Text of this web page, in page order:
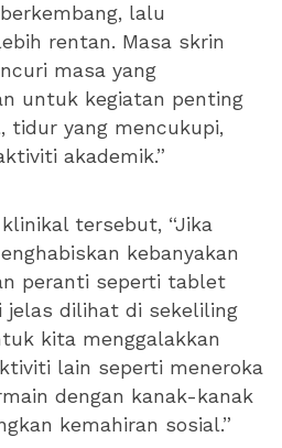
lalu
rentan. Masa skrin
masa yang
untuk kegiatan penting
tidur yang mencukupi,
akademik.”
tersebut, “Jika
kebanyakan
peranti seperti tablet
jelas dilihat di sekeliling
kita menggalakkan
lain seperti meneroka
dengan kanak-kanak
kemahiran sosial.”